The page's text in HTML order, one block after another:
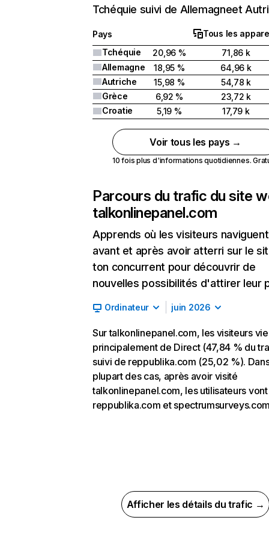
Tchéquie suivi de Allemagneet
Pays
Tous les
Tchéquie
20,96 %
71,86 k
Allemagne
18,95 %
64,96 k
Autriche
15,98 %
54,78 k
Grèce
6,92 %
23,72 k
Croatie
5,19 % 17,79 k
Voir tous les pays →
10 fois plus d'informations quotidiennes.
Parcours du trafic du site
talkonlinepanel.com
Apprends où les visiteurs naviguent
avant et après avoir atterri sur le
ton concurrent pour découvrir de
nouvelles possibilités d'attirer leur
Ordinateur juin 2026
Sur talkonlinepanel.com, les visiteurs
principalement de Direct (47,84 % du
suivi de reppublika.com (25,02 %).
plupart des cas, après avoir visité
talkonlinepanel.com, les utilisateurs vont
reppublika.com et
Afficher les détails du trafic →